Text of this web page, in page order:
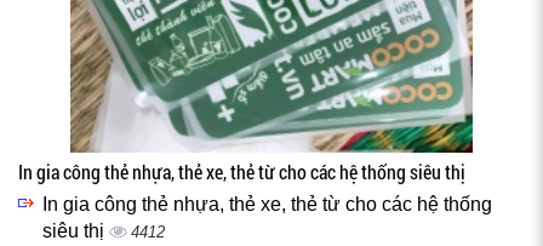
In gia công thẻ nhựa, thẻ xe, thẻ từ cho các hệ thống siêu thị
In gia công thẻ nhựa, thẻ xe, thẻ từ cho các hệ thống
siêu thị
4412